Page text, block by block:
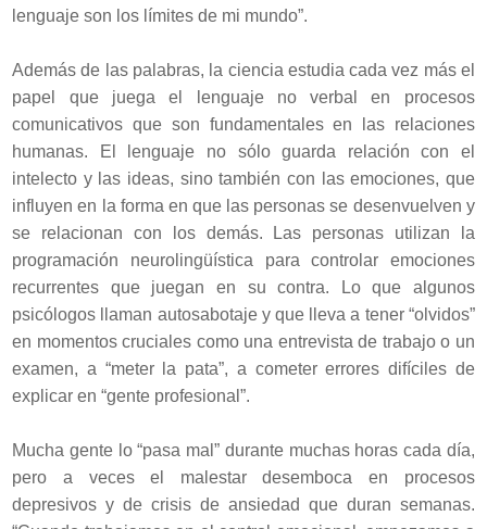
lenguaje son los límites de mi mundo”.
Además de las palabras, la ciencia estudia cada vez más el
papel que juega el lenguaje no verbal en procesos
comunicativos que son fundamentales en las relaciones
humanas. El lenguaje no sólo guarda relación con el
intelecto y las ideas, sino también con las emociones, que
influyen en la forma en que las personas se desenvuelven y
se relacionan con los demás. Las personas utilizan la
programación neurolingüística para controlar emociones
recurrentes que juegan en su contra. Lo que algunos
psicólogos llaman autosabotaje y que lleva a tener “olvidos”
en momentos cruciales como una entrevista de trabajo o un
examen, a “meter la pata”, a cometer errores difíciles de
explicar en “gente profesional”.
Mucha gente lo “pasa mal” durante muchas horas cada día,
pero a veces el malestar desemboca en procesos
depresivos y de crisis de ansiedad que duran semanas.